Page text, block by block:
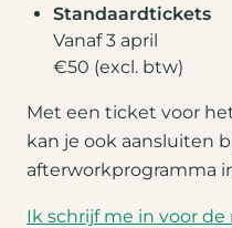
Standaardtickets
Vanaf 3 april
€50 (excl. btw)
Met een ticket voor
kan je ook aansluiten
afterworkprogramma
Ik schrijf me in voor